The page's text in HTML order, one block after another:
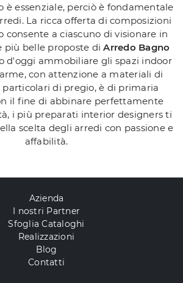
è essenziale, perciò è fondamentale
La ricca offerta di composizioni
consente a ciascuno di visionare in
più belle proposte diArredo Bagno
d'oggi ammobiliare gli spazi indoor
con attenzione a materiali di
particolari di pregio, è di primaria
il fine di abbinare perfettamente
i più preparati interior designers ti
scelta degli arredi con passione e
affabilità.
Azienda
I nostri Partner
Sfoglia Cataloghi
Realizzazioni
Blog
Contatti